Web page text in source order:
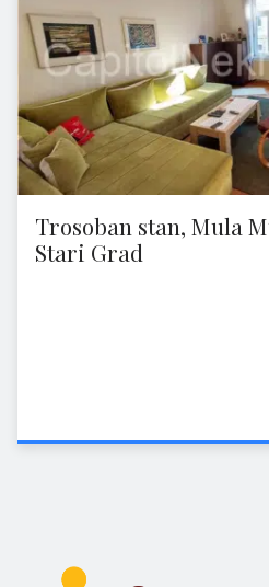
Trosoban stan, Mula
Stari Grad